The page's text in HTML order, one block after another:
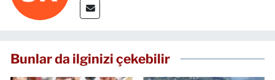
Bunlar da ilginizi çekebilir